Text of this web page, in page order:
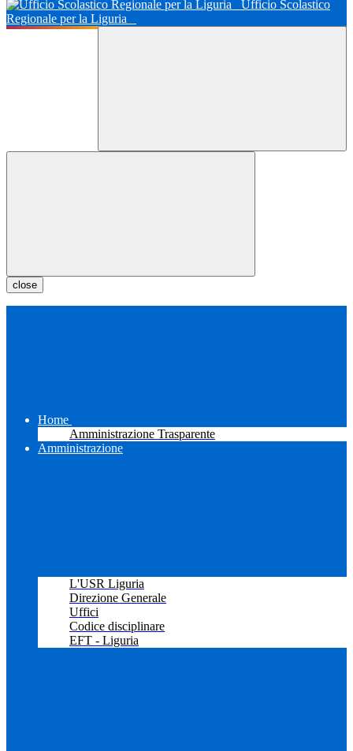
Ufficio Scolastico
Regionale per la Liguria
close
Home
Amministrazione Trasparente
Amministrazione
L'USR Liguria
Direzione Generale
Uffici
Codice disciplinare
EFT - Liguria